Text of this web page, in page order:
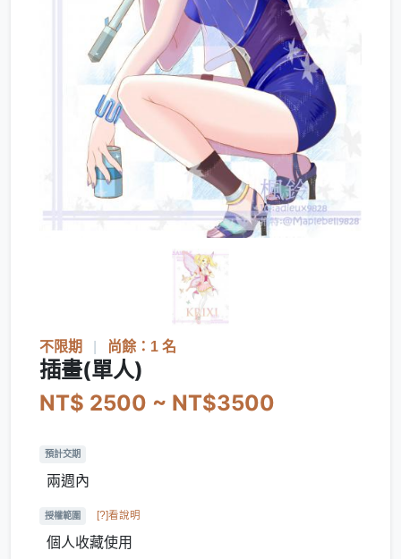
不限期 尚餘：1 名
插畫(單人)
NT$ 2500 ~ NT$3500
預計交期
兩週內
授權範圍 [?]看說明
個人收藏使用